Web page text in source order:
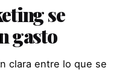
se
gasto
clara entre lo que se